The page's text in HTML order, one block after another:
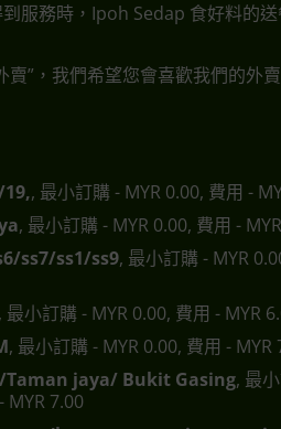
服務時，Ipoh Sedap 食好料的
賣”，我們希望您會喜歡我們的外
, 最小訂購 - MYR 0.00, 費用 -
, 最小訂購 - MYR 0.00, 費用 -
ss7/ss1/ss9, 最小訂購 - MYR
, 最小訂購 - MYR 0.00, 費用 - MYR
, 最小訂購 - MYR 0.00, 費用 - MYR
jaya/ Bukit Gasing, 最
MYR 7.00